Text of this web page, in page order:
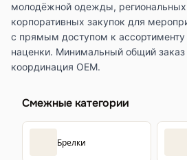
молодёжной одежды,
корпоративных закупок для
с прямым доступом к ассортименту
наценки. Минимальный общий
координация OEM.
Смежные категории
Брелки